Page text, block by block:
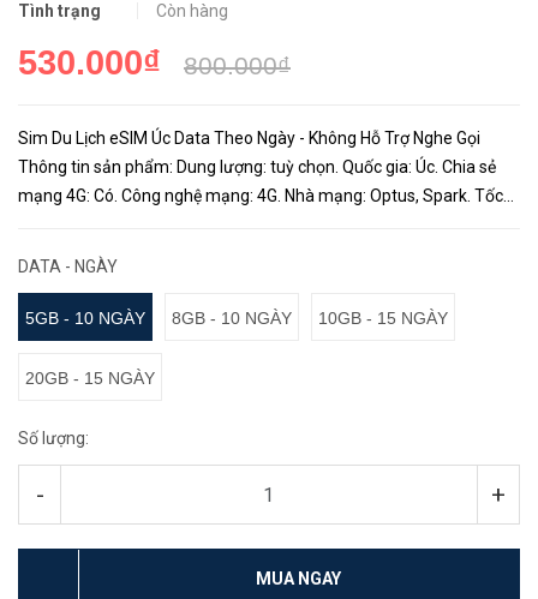
Tình trạng
Còn hàng
530.000₫ 800.000₫
Sim Du Lịch eSIM Úc Data Theo Ngày - Không Hỗ Trợ Nghe Gọi
Thông tin sản phẩm: Dung lượng: tuỳ chọn. Quốc gia: Úc. Chia sẻ
mạng 4G: Có. Công nghệ mạng: 4G. Nhà mạng: Optus, Spark. Tốc
DATA - NGÀY
5GB - 10 NGÀY 8GB - 10 NGÀY 10GB - 15 NGÀY
20GB - 15 NGÀY
Số lượng:
- +
MUA NGAY